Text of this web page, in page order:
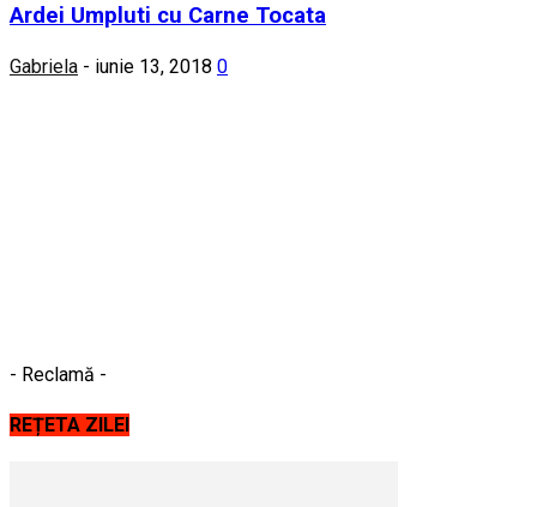
Ardei Umpluti cu Carne Tocata
Gabriela - iunie 13, 2018 0
- Reclamă -
REȚETA ZILEI